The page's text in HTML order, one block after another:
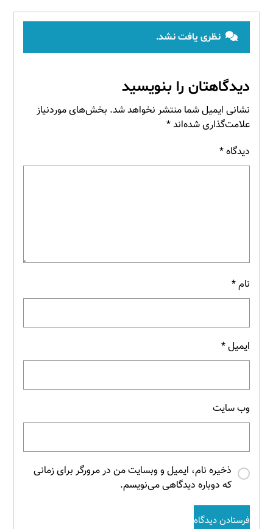
نظری یافت نشد.
دیدگاهتان را بنویسید
نشانی ایمیل شما منتشر نخواهد شد. بخش‌های موردنیاز
علامت‌گذاری شده‌اند*
دیدگاه*
نام*
ایمیل*
وب‌ سایت
ذخیره نام، ایمیل و وبسایت من در مرورگر برای زمانی
که دوباره دیدگاهی می‌نویسم.
فرستادن دیدگاه